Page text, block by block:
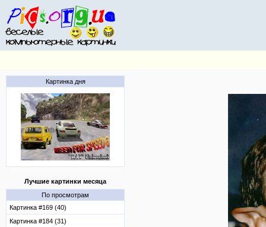
Картинка дня
Лучшие картинки месяца
По просмотрам
Картинка #169 (40)
Картинка #184 (31)